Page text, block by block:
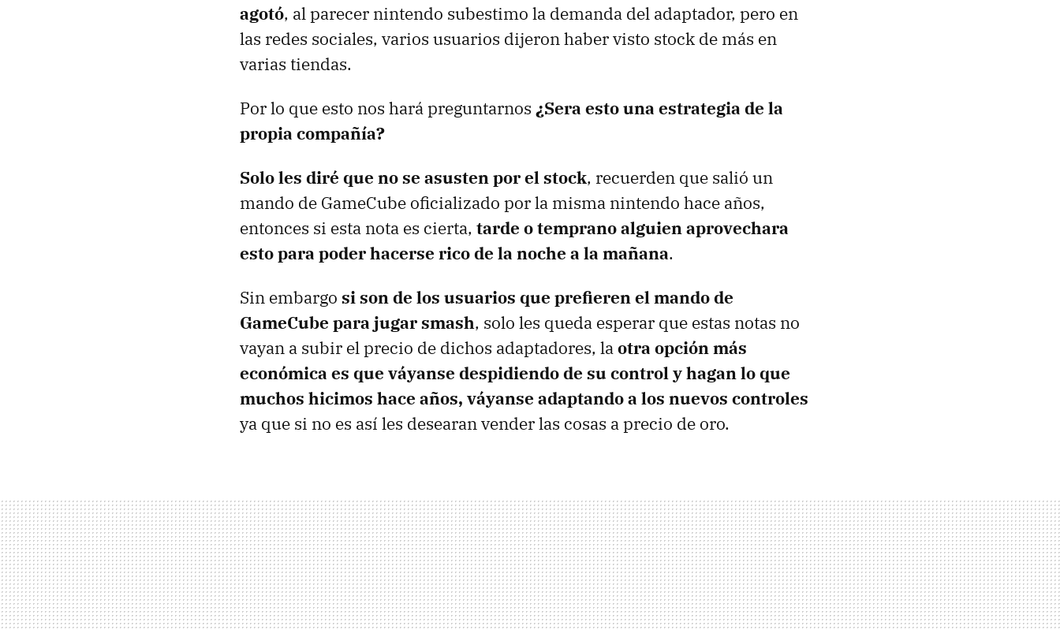
agotó, al parecer nintendo subestimo la demanda del adaptador, pero en
las redes sociales, varios usuarios dijeron haber visto stock de más en
varias tiendas.
Por lo que esto nos hará preguntarnos ¿Sera esto una estrategia de la
propia compañía?
Solo les diré que no se asusten por el stock, recuerden que salió un
mando de GameCube oficializado por la misma nintendo hace años,
entonces si esta nota es cierta, tarde o temprano alguien aprovechara
esto para poder hacerse rico de la noche a la mañana.
Sin embargo si son de los usuarios que prefieren el mando de
GameCube para jugar smash, solo les queda esperar que estas notas no
vayan a subir el precio de dichos adaptadores, laotra opción más
económica es que váyanse despidiendo de su control y hagan lo que
muchos hicimos hace años, váyanse adaptando a los nuevos controles
ya que si no es así les desearan vender las cosas a precio de oro.